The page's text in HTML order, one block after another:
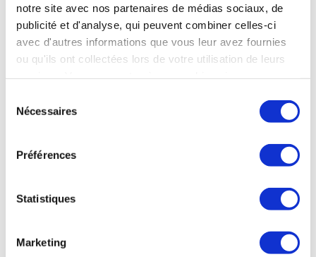
notre site avec nos partenaires de médias sociaux, de
publicité et d'analyse, qui peuvent combiner celles-ci
avec d'autres informations que vous leur avez fournies
ou qu'ils ont collectées lors de votre utilisation de leurs
Nécessaires
Préférences
Statistiques
Marketing
terme d’un audit, validée par un référentiel de
certification, Aquacert, élaboré par un comité réunissant
à la fois les professionnels et les associations de